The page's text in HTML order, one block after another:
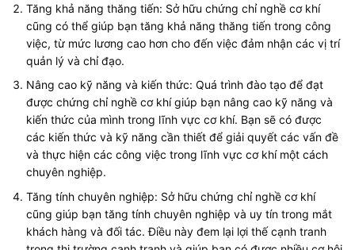
Tăng khả năng thăng tiến: Sở hữu chứng chỉ nghề cơ khí
cũng có thể giúp bạn tăng khả năng thăng tiến trong công
việc, từ mức lương cao hơn cho đến việc đảm nhận các vị trí
quản lý và chỉ đạo.
Nâng cao kỹ năng và kiến thức: Quá trình đào tạo để đạt
được chứng chỉ nghề cơ khí giúp bạn nâng cao kỹ năng và
kiến thức của mình trong lĩnh vực cơ khí. Bạn sẽ có được
các kiến thức và kỹ năng cần thiết để giải quyết các vấn đề
và thực hiện các công việc trong lĩnh vực cơ khí một cách
chuyên nghiệp.
Tăng tính chuyên nghiệp: Sở hữu chứng chỉ nghề cơ khí
cũng giúp bạn tăng tính chuyên nghiệp và uy tín trong mắt
khách hàng và đối tác. Điều này đem lại lợi thế cạnh tranh